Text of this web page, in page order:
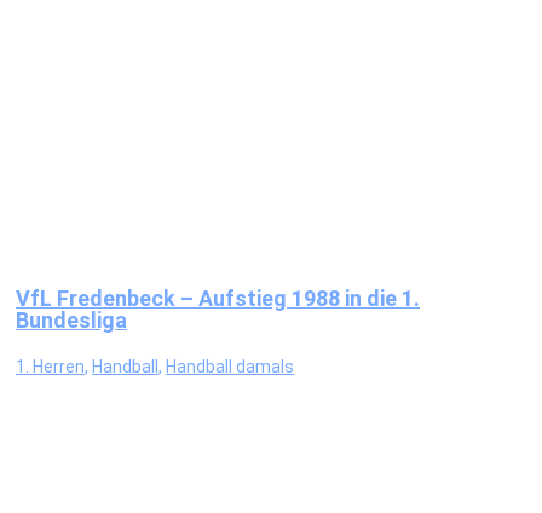
VfL Fredenbeck – Aufstieg 1988 in die 1.
Bundesliga
1. Herren, Handball, Handball damals